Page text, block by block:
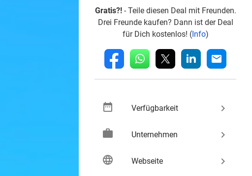
Gratis?!- Teile diesen Deal mit Freunden.
Drei Freunde kaufen? Dann ist der Deal
für Dich kostenlos! (Info)
fb whatsapp linkedin mail
date_range Verfügbarkeit keyboard_arrow_right
work Unternehmen keyboard_arrow_right
language Webseite keyboard_arrow_right